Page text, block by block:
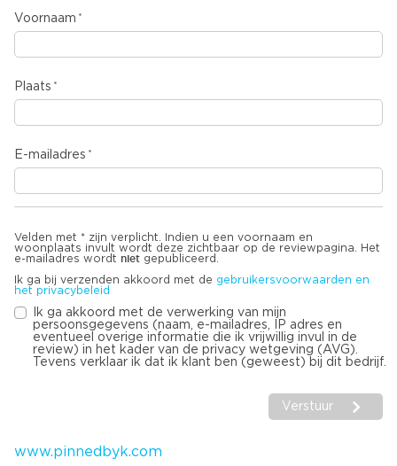
Voornaam
Plaats
E-mailadres
Velden met * zijn verplicht. Indien u een voornaam en
woonplaats invult wordt deze zichtbaar op de reviewpagina. Het
e-mailadres wordt niet gepubliceerd.
Ik ga bij verzenden akkoord met de gebruikersvoorwaarden en
het privacybeleid
Ik ga akkoord met de verwerking van mijn
persoonsgegevens (naam, e-mailadres, IP adres en
eventueel overige informatie die ik vrijwillig invul in de
review) in het kader van de privacy wetgeving (AVG).
Tevens verklaar ik dat ik klant ben (geweest) bij dit bedrijf.
Verstuur
www.pinnedbyk.com